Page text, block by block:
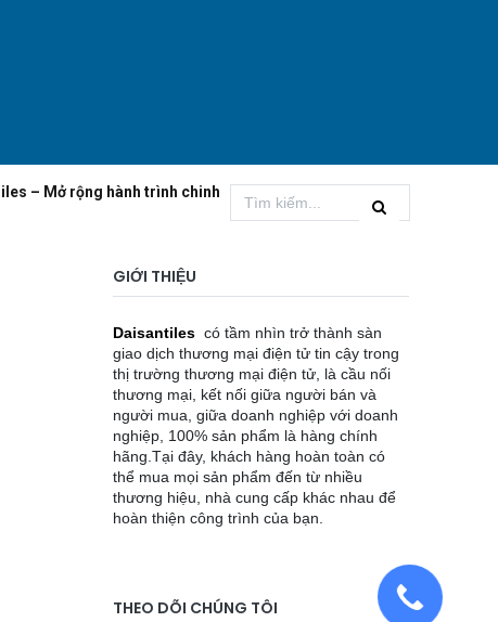
– Mở rộng hành trình chinh
GIỚI THIỆU
Daisantiles có tầm nhìn trở thành sàn
giao dịch thương mại điện tử tin cậy trong
thị trường thương mại điện tử, là cầu nối
thương mại, kết nối giữa người bán và
người mua, giữa doanh nghiệp với doanh
nghiệp, 100% sản phẩm là hàng chính
hãng.Tại đây, khách hàng hoàn toàn có
thể mua mọi sản phẩm đến từ nhiều
thương hiệu, nhà cung cấp khác nhau để
hoàn thiện công trình của bạn.
THEO DÕI CHÚNG TÔI